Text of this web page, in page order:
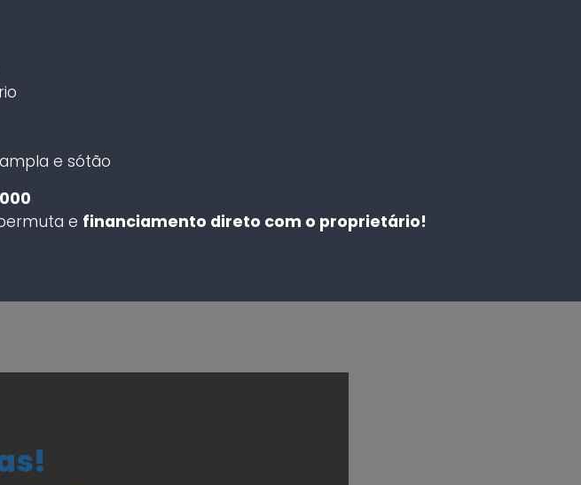
e sótão
e financiamento direto com o proprietário!